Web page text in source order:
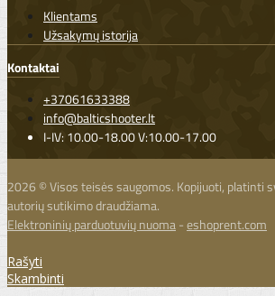
Klientams
Užsakymų istorija
Kontaktai
+37061633388
info@balticshooter.lt
I-IV: 10.00-18.00 V:10.00-17.00
2026 © Visos teisės saugomos. Kopijuoti, platinti
autorių sutikimo draudžiama.
Elektroninių parduotuvių nuoma-eshoprent.com
Rašyti
Skambinti